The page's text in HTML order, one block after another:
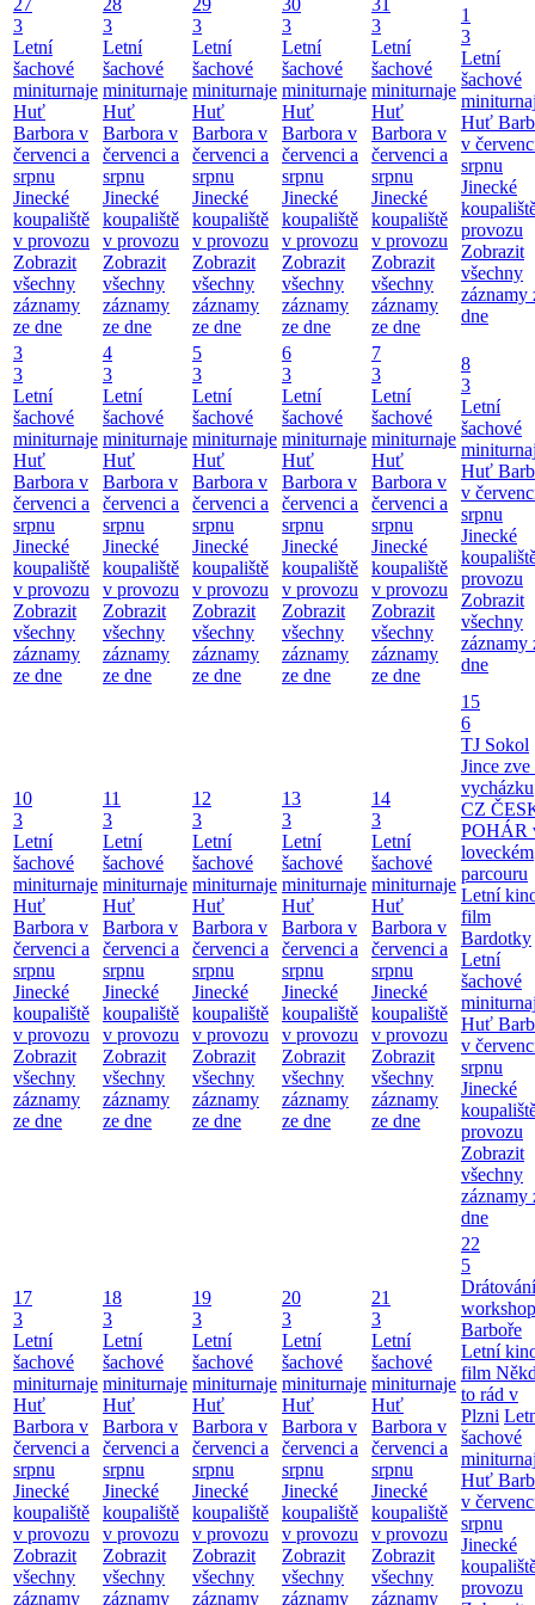
27
3
Letní
šachové
miniturnaje
Huť
Barbora v
červenci a
srpnu
Jinecké
koupaliště
v provozu
Zobrazit
všechny
záznamy
ze dne
28
3
Letní
šachové
miniturnaje
Huť
Barbora v
červenci a
srpnu
Jinecké
koupaliště
v provozu
Zobrazit
všechny
záznamy
ze dne
29
3
Letní
šachové
miniturnaje
Huť
Barbora v
červenci a
srpnu
Jinecké
koupaliště
v provozu
Zobrazit
všechny
záznamy
ze dne
30
3
Letní
šachové
miniturnaje
Huť
Barbora v
červenci a
srpnu
Jinecké
koupaliště
v provozu
Zobrazit
všechny
záznamy
ze dne
31
3
Letní
šachové
miniturnaje
Huť
Barbora v
červenci a
srpnu
Jinecké
koupaliště
v provozu
Zobrazit
všechny
záznamy
ze dne
1
3
Letní
šachové
Huť
v
srpnu
Jinecké
provozu
Zobrazit
všechny
záznamy
dne
3
3
Letní
šachové
miniturnaje
Huť
Barbora v
červenci a
srpnu
Jinecké
koupaliště
v provozu
Zobrazit
všechny
záznamy
ze dne
4
3
Letní
šachové
miniturnaje
Huť
Barbora v
červenci a
srpnu
Jinecké
koupaliště
v provozu
Zobrazit
všechny
záznamy
ze dne
5
3
Letní
šachové
miniturnaje
Huť
Barbora v
červenci a
srpnu
Jinecké
koupaliště
v provozu
Zobrazit
všechny
záznamy
ze dne
6
3
Letní
šachové
miniturnaje
Huť
Barbora v
červenci a
srpnu
Jinecké
koupaliště
v provozu
Zobrazit
všechny
záznamy
ze dne
7
3
Letní
šachové
miniturnaje
Huť
Barbora v
červenci a
srpnu
Jinecké
koupaliště
v provozu
Zobrazit
všechny
záznamy
ze dne
8
3
Letní
šachové
Huť
v
srpnu
Jinecké
provozu
Zobrazit
všechny
záznamy
dne
10
3
Letní
šachové
miniturnaje
Huť
Barbora v
červenci a
srpnu
Jinecké
koupaliště
v provozu
Zobrazit
všechny
záznamy
ze dne
11
3
Letní
šachové
miniturnaje
Huť
Barbora v
červenci a
srpnu
Jinecké
koupaliště
v provozu
Zobrazit
všechny
záznamy
ze dne
12
3
Letní
šachové
miniturnaje
Huť
Barbora v
červenci a
srpnu
Jinecké
koupaliště
v provozu
Zobrazit
všechny
záznamy
ze dne
13
3
Letní
šachové
miniturnaje
Huť
Barbora v
červenci a
srpnu
Jinecké
koupaliště
v provozu
Zobrazit
všechny
záznamy
ze dne
14
3
Letní
šachové
miniturnaje
Huť
Barbora v
červenci a
srpnu
Jinecké
koupaliště
v provozu
Zobrazit
všechny
záznamy
ze dne
15
6
TJ Sokol
Jince zve
vycházku
CZ
POHÁR
loveckém
parcouru
Letní
film
Bardotky
Letní
šachové
Huť
v
srpnu
Jinecké
provozu
Zobrazit
všechny
záznamy
dne
17
3
Letní
šachové
miniturnaje
Huť
Barbora v
červenci a
srpnu
Jinecké
koupaliště
v provozu
Zobrazit
všechny
záznamy
18
3
Letní
šachové
miniturnaje
Huť
Barbora v
červenci a
srpnu
Jinecké
koupaliště
v provozu
Zobrazit
všechny
záznamy
19
3
Letní
šachové
miniturnaje
Huť
Barbora v
červenci a
srpnu
Jinecké
koupaliště
v provozu
Zobrazit
všechny
záznamy
20
3
Letní
šachové
miniturnaje
Huť
Barbora v
červenci a
srpnu
Jinecké
koupaliště
v provozu
Zobrazit
všechny
záznamy
21
3
Letní
šachové
miniturnaje
Huť
Barbora v
červenci a
srpnu
Jinecké
koupaliště
v provozu
Zobrazit
všechny
záznamy
22
5
Barboře
Letní
film
to rád v
Plzni
šachové
Huť
v
srpnu
Jinecké
provozu